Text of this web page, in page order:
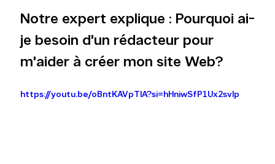
Notre expert explique : Pourquoi ai-
je besoin d'un rédacteur pour
m'aider à créer mon site Web?
https://youtu.be/oBntKAVpTlA?si=hHniwSfP1Ux2svlp